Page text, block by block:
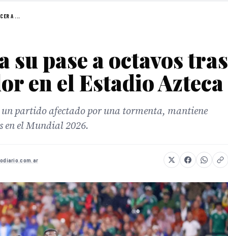
A ...
su pase a octavos tras
en el Estadio Azteca
partido afectado por una tormenta, mantiene
en el Mundial 2026.